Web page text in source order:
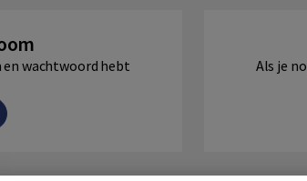
en wachtwoord hebt Als je